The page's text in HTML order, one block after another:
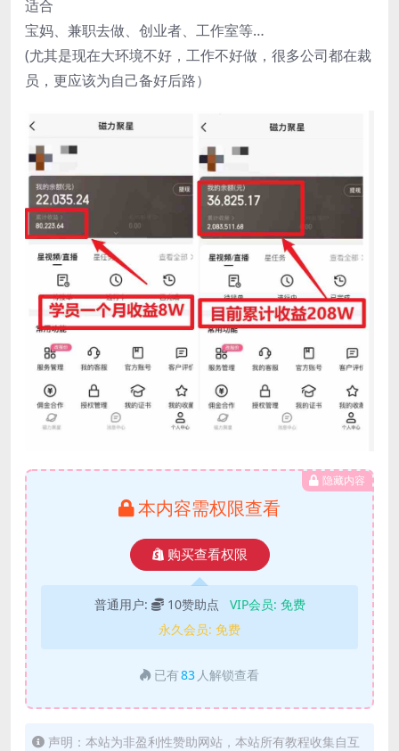
适合
宝妈、兼职去做、创业者、工作室等…
(尤其是现在大环境不好，工作不好做，很多公司都在裁
员，更应该为自己备好后路）
隐藏内容
本内容需权限查看
购买查看权限
普通用户: 10赞助点 VIP会员: 免费
永久会员: 免费
已有83 人解锁查看
声明：本站为非盈利性赞助网站，本站所有教程收集自互